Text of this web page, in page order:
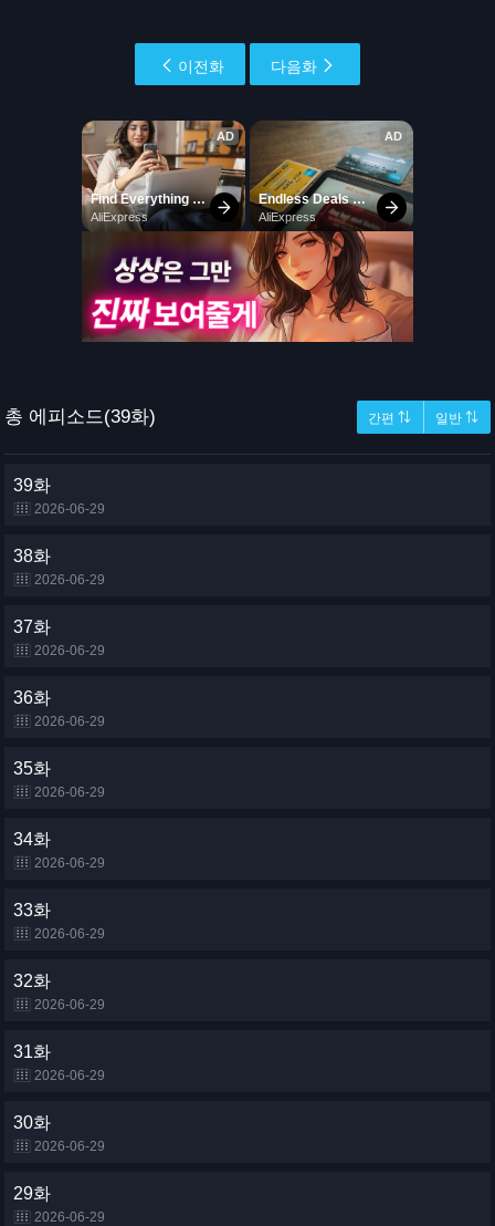
이전화 다음화
총 에피소드(39화) 간편 ⇅ 일반 ⇅
39화
2026-06-29
38화
2026-06-29
37화
2026-06-29
36화
2026-06-29
35화
2026-06-29
34화
2026-06-29
33화
2026-06-29
32화
2026-06-29
31화
2026-06-29
30화
2026-06-29
29화
2026-06-29